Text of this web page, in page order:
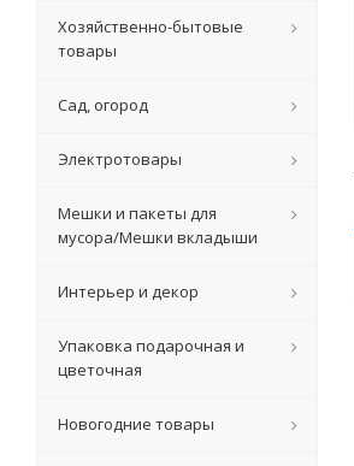
Хозяйственно-бытовые
товары
Сад, огород
Электротовары
Мешки и пакеты для
мусора/Мешки вкладыши
Интерьер и декор
Упаковка подарочная и
цветочная
Новогодние товары